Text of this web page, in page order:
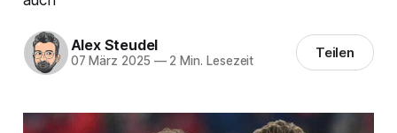
Alex Steudel
07 März 2025 —2 Min. Lesezeit Teilen